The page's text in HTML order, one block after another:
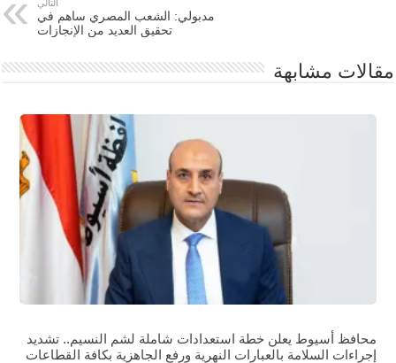
التالي
مدبولي: الشعب المصري ساهم في
تحقيق العديد من الإنجازات
مقالات مشابهة
محافظ أسيوط يعلن خطة استعدادات شاملة لشم النسيم.. تشديد
إجراءات السلامة بالعبارات النهرية ورفع الجاهزية بكافة القطاعات